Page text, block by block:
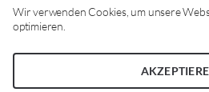
Wir verwenden Cookies, um unsere
optimieren.
Ville de Differdange